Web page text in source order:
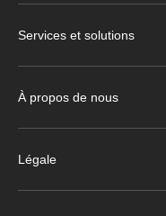
Services et solutions
À propos de nous
Légale